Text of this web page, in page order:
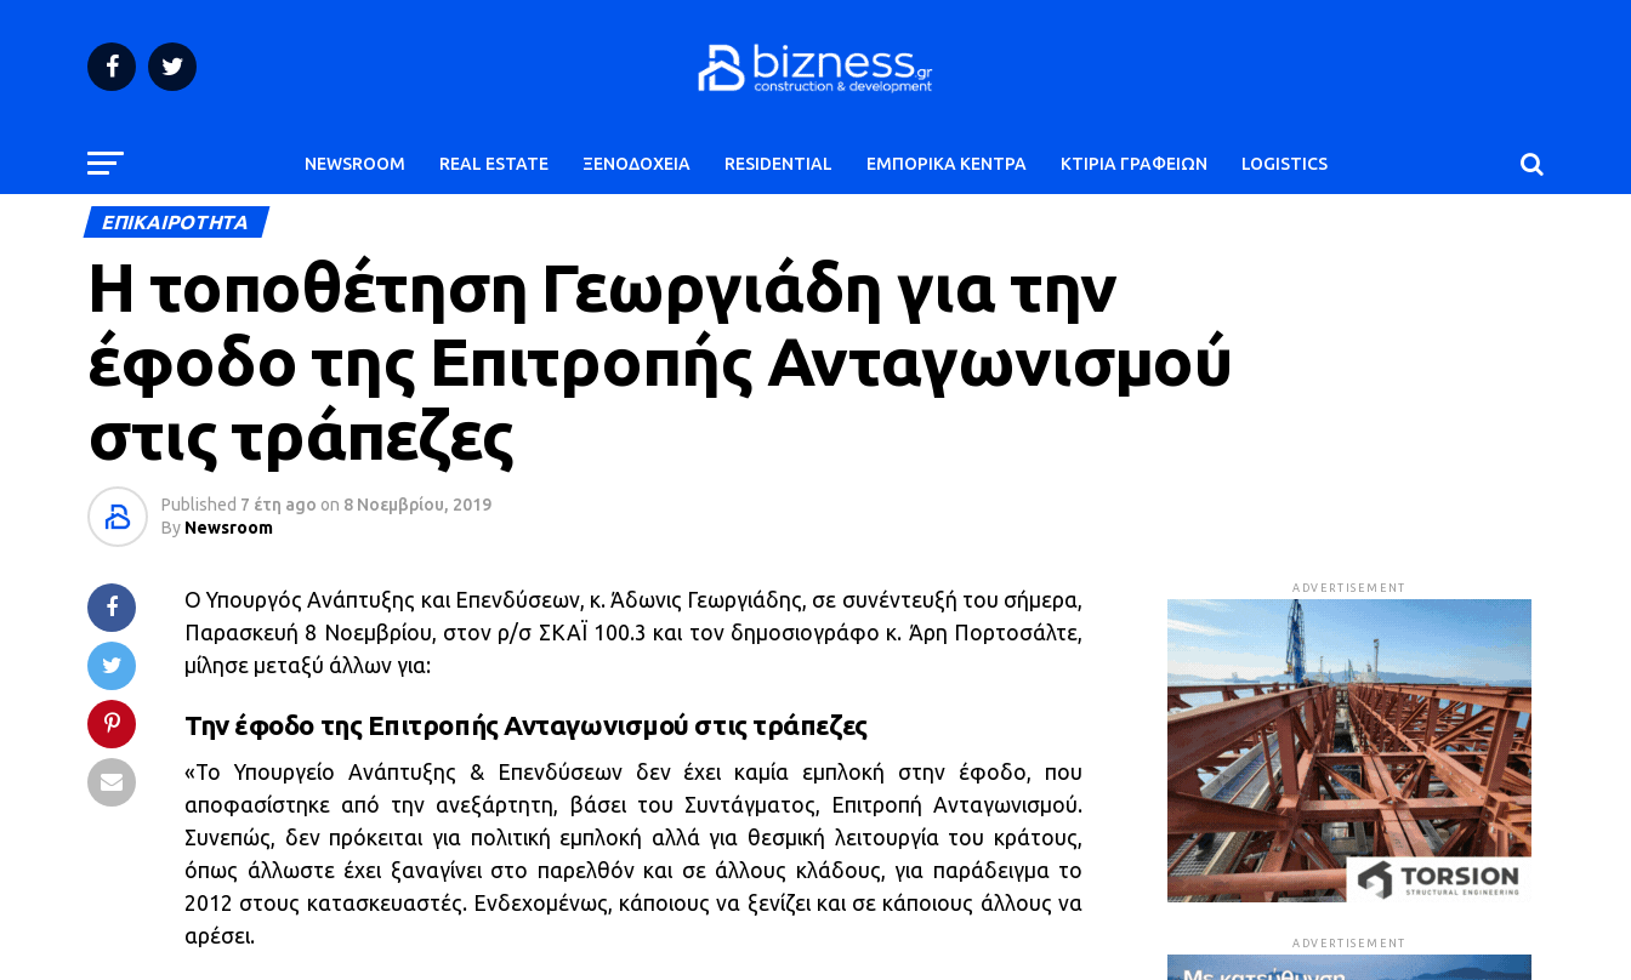
NEWSROOM REAL ESTATE ΞΕΝΟΔΟΧΕΙΑ RESIDENTIAL ΕΜΠΟΡΙΚΑ ΚΕΝΤΡΑ ΚΤΙΡΙΑ ΓΡΑΦΕΙΩΝ LOGISTICS
ΕΠΙΚΑΙΡΟΤΗΤΑ
Η τοποθέτηση Γεωργιάδη για την
έφοδο της Επιτροπής Ανταγωνισμού
στις τράπεζες
Published 7 έτη ago on 8 Νοεμβρίου, 2019
By Newsroom
Ο Υπουργός Ανάπτυξης και Επενδύσεων, κ. Άδωνις Γεωργιάδης, σε συνέντευξή του σήμερα,
Παρασκευή 8 Νοεμβρίου, στον ρ/σ ΣΚΑΪ 100.3 και τον δημοσιογράφο κ. Άρη Πορτοσάλτε,
μίλησε μεταξύ άλλων για:
Την έφοδο της Επιτροπής Ανταγωνισμού στις τράπεζες
«Το Υπουργείο Ανάπτυξης & Επενδύσεων δεν έχει καμία εμπλοκή στην έφοδο, που
αποφασίστηκε από την ανεξάρτητη, βάσει του Συντάγματος, Επιτροπή Ανταγωνισμού.
Συνεπώς, δεν πρόκειται για πολιτική εμπλοκή αλλά για θεσμική λειτουργία του κράτους,
όπως άλλωστε έχει ξαναγίνει στο παρελθόν και σε άλλους κλάδους, για παράδειγμα το
2012 στους κατασκευαστές. Ενδεχομένως, κάποιους να ξενίζει και σε κάποιους άλλους να
αρέσει.
ADVERTISEMENT
ADVERTISEMENT